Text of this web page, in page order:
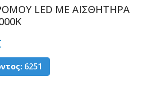
LED ΜΕ ΑΙΣΘΗΤΗΡΑ
6251